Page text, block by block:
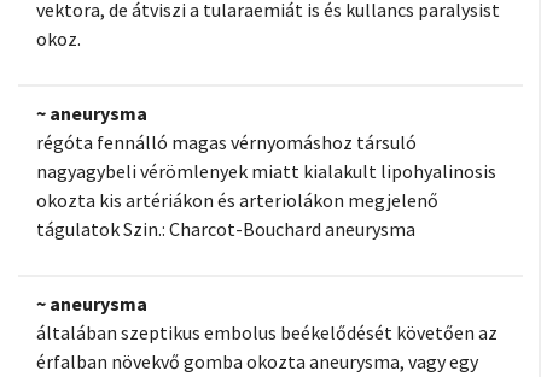
vektora, de átviszi a tularaemiát is és kullancs paralysist
okoz.
~ aneurysma
régóta fennálló magas vérnyomáshoz társuló
nagyagybeli vérömlenyek miatt kialakult lipohyalinosis
okozta kis artériákon és arteriolákon megjelenő
tágulatok Szin.: Charcot-Bouchard aneurysma
~ aneurysma
általában szeptikus embolus beékelődését követően az
érfalban növekvő gomba okozta aneurysma, vagy egy